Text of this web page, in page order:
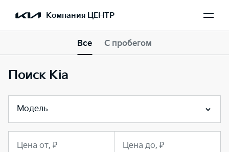
Компания ЦЕНТР
Все С пробегом
Поиск Kia
Модель
Цена от, ₽ Цена до, ₽